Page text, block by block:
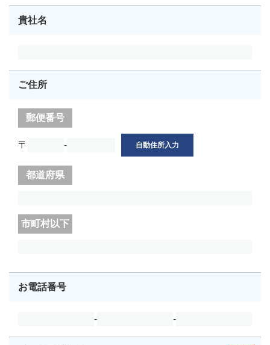
貴社名
ご住所
郵便番号
〒 - 自動住所入力
都道府県
市町村以下
お電話番号
- -